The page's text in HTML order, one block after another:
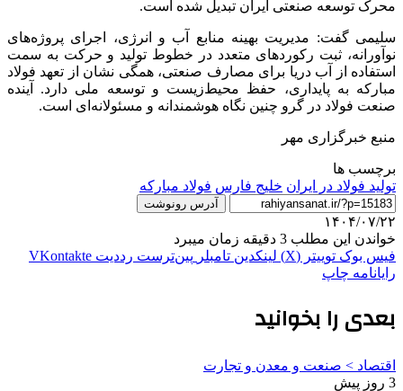
محرک توسعه صنعتی ایران تبدیل شده است.
سلیمی گفت: مدیریت بهینه منابع آب و انرژی، اجرای پروژه‌های
نوآورانه، ثبت رکوردهای متعدد در خطوط تولید و حرکت به سمت
استفاده از آب دریا برای مصارف صنعتی، همگی نشان از تعهد فولاد
مبارکه به پایداری، حفظ محیط‌زیست و توسعه ملی دارد. آینده
صنعت فولاد در گرو چنین نگاه هوشمندانه و مسئولانه‌ای است.
منبع خبرگزاری مهر
برچسب ها
تولید فولاد در ایران خلیج فارس فولاد مبارکه
آدرس رونوشت
۱۴۰۴/۰۷/۲۲
خواندن این مطلب 3 دقیقه زمان میبرد
فیس بوک توییتر (X) لینکدین ‫تامبلر ‫پین‌ترست ‫رددیت ‫VKontakte
رایانامه چاپ
بعدی را بخوانید
اقتصاد > صنعت و معدن و تجارت
3 روز پیش